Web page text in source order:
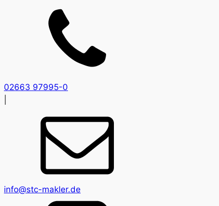
02663 97995-0
info@stc-makler.de